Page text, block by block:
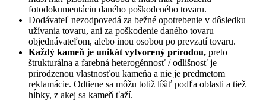
fotodokumentáciu daného poškodeného tovaru.
Dodávateľ nezodpovedá za bežné opotrebenie v dôsledku
užívania tovaru, ani za poškodenie daného tovaru
objednávateľom, alebo inou osobou po prevzatí tovaru.
Každý kameň je unikát vytvorený prírodou, preto
štrukturálna a farebná heterogénnosť / odlišnosť je
prirodzenou vlastnosťou kameňa a nie je predmetom
reklamácie. Odtiene sa môžu totiž líšiť podľa oblasti a tiež
hĺbky, z akej sa kameň ťaží.